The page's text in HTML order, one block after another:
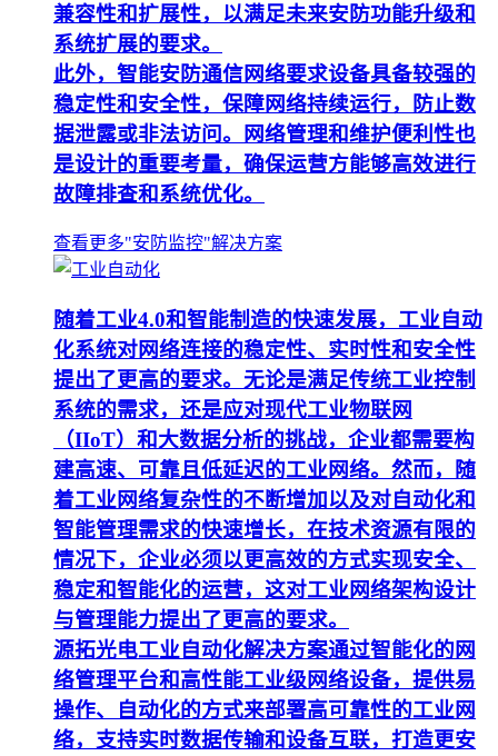
兼容性和扩展性，以满足未来安防功能升级和
系统扩展的要求。
此外，智能安防通信网络要求设备具备较强的
稳定性和安全性，保障网络持续运行，防止数
据泄露或非法访问。网络管理和维护便利性也
是设计的重要考量，确保运营方能够高效进行
故障排查和系统优化。
查看更多"安防监控"解决方案
随着工业4.0和智能制造的快速发展，工业自动
化系统对网络连接的稳定性、实时性和安全性
提出了更高的要求。无论是满足传统工业控制
系统的需求，还是应对现代工业物联网
（IIoT）和大数据分析的挑战，企业都需要构
建高速、可靠且低延迟的工业网络。然而，随
着工业网络复杂性的不断增加以及对自动化和
智能管理需求的快速增长，在技术资源有限的
情况下，企业必须以更高效的方式实现安全、
稳定和智能化的运营，这对工业网络架构设计
与管理能力提出了更高的要求。
源拓光电工业自动化解决方案通过智能化的网
络管理平台和高性能工业级网络设备，提供易
操作、自动化的方式来部署高可靠性的工业网
络，支持实时数据传输和设备互联，打造更安